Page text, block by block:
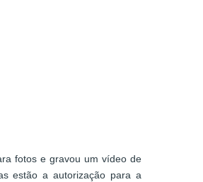
fotos e gravou um vídeo de
estão a autorização para a